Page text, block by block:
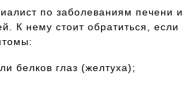
по заболеваниям печени и
К нему стоит обратиться, если
белков глаз (желтуха);